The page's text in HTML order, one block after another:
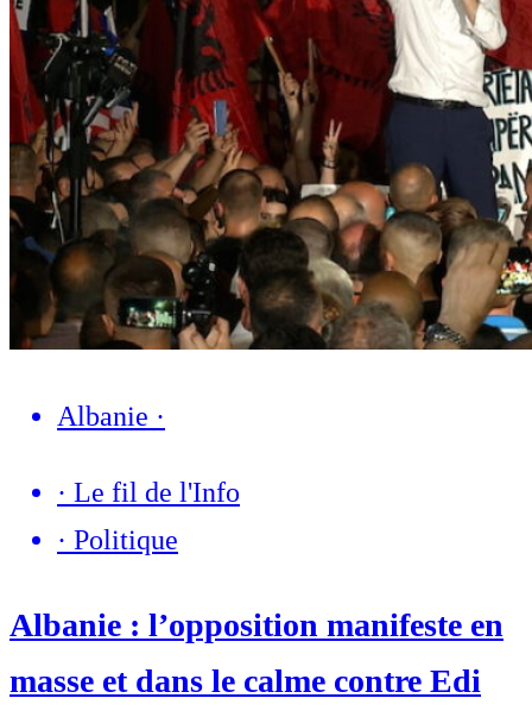
Albanie ·
· Le fil de l'Info
· Politique
Albanie : l’opposition manifeste en
masse et dans le calme contre Edi